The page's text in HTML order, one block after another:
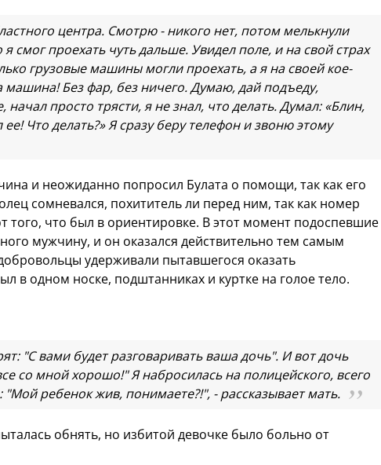
центра. Смотрю - никого нет, потом мелькнули
смог проехать чуть дальше. Увидел поле, и на свой страх
грузовые машины могли проехать, а я на своей кое-
машина! Без фар, без ничего. Думаю, дай подъеду,
просто трясти, я не знал, что делать. Думал: «Блин,
Что делать?» Я сразу беру телефон и звоню этому
и неожиданно попросил Булата о помощи, так как его
сомневался, похититель ли перед ним, так как номер
того, что был в ориентировке. В этот момент подоспевшие
мужчину, и он оказался действительно тем самым
удерживали пытавшегося оказать
в одном носке, подштанниках и куртке на голое тело.
"С вами будет разговаривать ваша дочь". И вот дочь
со мной хорошо!" Я набросилась на полицейского, всего
"Мой ребенок жив, понимаете?!", - рассказывает мать.
обнять, но избитой девочке было больно от